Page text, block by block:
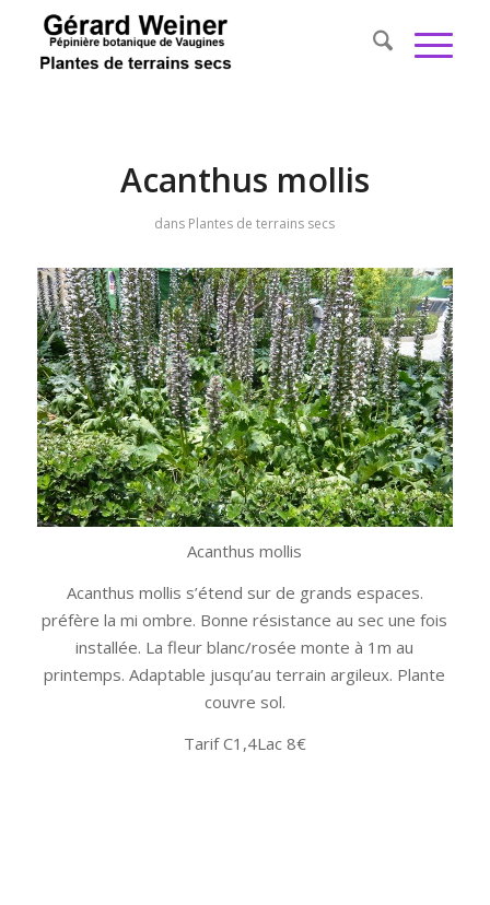
Acanthus mollis
dans Plantes de terrains secs
Acanthus mollis
Acanthus mollis s’étend sur de grands espaces.
préfère la mi ombre. Bonne résistance au sec une fois
installée. La fleur blanc/rosée monte à 1m au
printemps. Adaptable jusqu’au terrain argileux. Plante
couvre sol.
Tarif C1,4Lac 8€